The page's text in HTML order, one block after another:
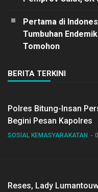
Pertama di
Tumbuhan
Tomohon
BERITA TERKINI
Polres Bitung-Insan
Begini Pesan Kapolres
SOSIAL KEMASYARAKATAN
Reses, Lady